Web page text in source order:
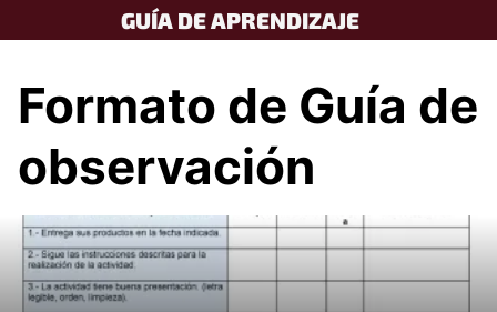
to
GUÍA DE APRENDIZAJE
Formato de Guía de
observación